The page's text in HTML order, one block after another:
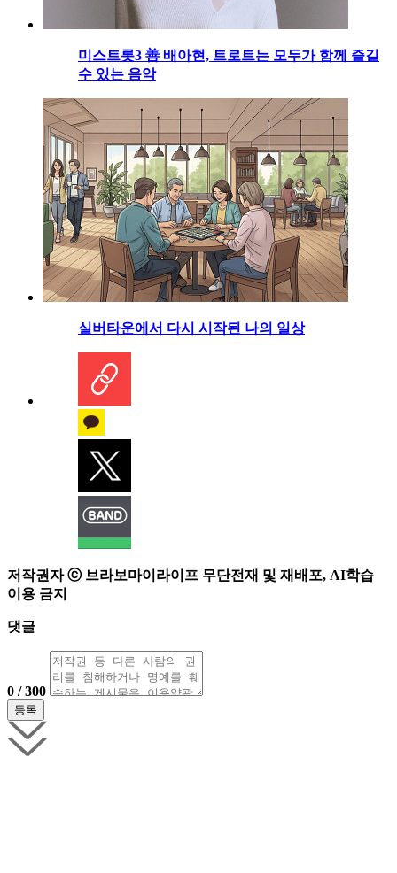
미스트롯3 善 배아현, 트로트는 모두가 함께 즐길
수 있는 음악
실버타운에서 다시 시작된 나의 일상
저작권자 ⓒ 브라보마이라이프 무단전재 및 재배포, AI학습
이용 금지
댓글
0 / 300